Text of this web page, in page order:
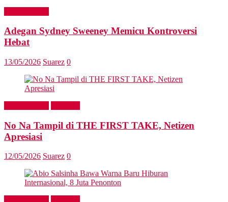
Adegan Sydney Sweeney Memicu Kontroversi
Hebat
13/05/2026 Suarez 0
No Na Tampil di THE FIRST TAKE, Netizen
Apresiasi
12/05/2026 Suarez 0